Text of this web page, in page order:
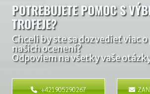
POTREBUJETE POMOC S
TROFEJE?
Chceli by ste sa dozvedieť viac
našich ocenení?
Odpoviem na všetky vaše
+421905290267